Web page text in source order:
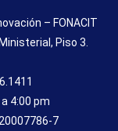
– FONACIT
Piso 3.
4:00 pm
7